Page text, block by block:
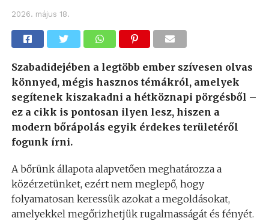
2026. május 18.
Szabadidejében a legtöbb ember szívesen olvas
könnyed, mégis hasznos témákról, amelyek
segítenek kiszakadni a hétköznapi pörgésből –
ez a cikk is pontosan ilyen lesz, hiszen a
modern bőrápolás egyik érdekes területéről
fogunk írni.
A bőrünk állapota alapvetően meghatározza a
közérzetünket, ezért nem meglepő, hogy
folyamatosan keressük azokat a megoldásokat,
amelyekkel megőrizhetjük rugalmasságát és fényét.